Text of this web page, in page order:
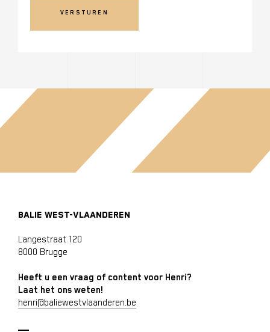
BALIE WEST-VLAANDEREN
Langestraat 120
8000 Brugge
Heeft u een vraag of content voor Henri?
Laat het ons weten!
henri@baliewestvlaanderen.be